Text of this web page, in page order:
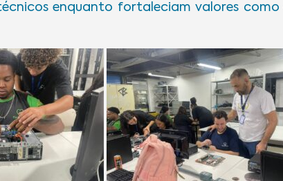
enquanto fortaleciam valores como